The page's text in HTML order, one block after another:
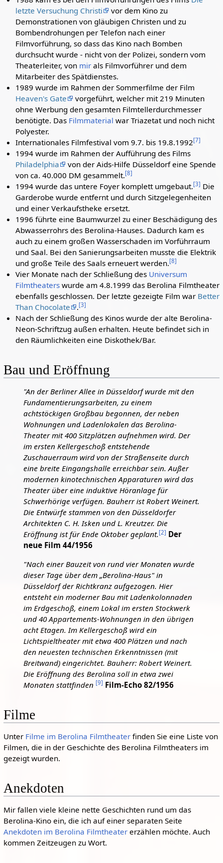
letzte Versuchung Christi
vor dem Kino zu
Demonstrationen von gläubigen Christen und zu
Bombendrohungen per Telefon nach einer
Filmvorführung, so dass das Kino nach Bomben
durchsucht wurde - nicht von der Polizei, sondern vom
Theaterleiter, von mir als Filmvorführer und dem
Mitarbeiter des Spätdienstes.
1989 wurde im Rahmen der Sommerfilme der Film
Heaven's Gate
vorgeführt, welcher mit 219 Minuten
ohne Werbung den gesamten Filmtellerdurchmesser
benötigte. Das Filmmaterial war Triazetat und noch nicht
Polyester.
Internationales Filmfestival vom 9.7. bis 19.8.1992[7]
1994 wurde im Rahmen der Aufführung des Films
Philadelphia
von der Aids-Hilfe Düsseldorf eine Spende
von ca. 40.000 DM gesammelt.[8]
1994 wurde das untere Foyer komplett umgebaut.[3] Die
Garderobe wurde entfernt und durch Sitzgelegenheiten
und einer Verkaufstheke ersetzt.
1996 führte eine Baumwurzel zu einer Beschädigung des
Abwasserrohrs des Berolina-Hauses. Dadurch kam es
auch zu einem großen Wasserschaden im Vorführraum
und Saal. Bei den Sanierungsarbeiten musste die Elektrik
und große Teile des Saals erneuert werden.[8]
Vier Monate nach der Schließung des Universum
Filmtheaters wurde am 4.8.1999 das Berolina Filmtheater
ebenfalls geschlossen. Der letzte gezeigte Film war Better
Than Chocolate
.[3]
Nach der Schließung des Kinos wurde der alte Berolina-
Neon-Schriftzug außen erhalten. Heute befindet sich in
den Räumlichkeiten eine Diskothek/Bar.
Bau und Eröffnung
"An der Berliner Allee in Düsseldorf wurde mit den
Fundamentierungsarbeiten, zu einem
achtstöckigen Großbau begonnen, der neben
Wohnungen und Ladenlokalen das Berolina-
Theater mit 400 Sitzplätzen aufnehmen wird. Der
im ersten Kellergeschoß entstehende
Zuschauerraum wird von der Straßenseite durch
eine breite Eingangshalle erreichbar sein. Außer
modernen kinotechnischen Apparaturen wird das
Theater über eine induktive Höranlage für
Schwerhörige verfügen. Bauherr ist Robert Weinert.
Die Entwürfe stammen von den Düsseldorfer
Architekten C. H. Isken und L. Kreutzer. Die
Eröffnung ist für Ende Oktober geplant.[2] Der
neue Film 44/1956
"Nach einer Bauzeit von rund vier Monaten wurde
dieser Tage über dem „Berolina-Haus" in
Düsseldorf der Richtkranz aufgezogen. Hier
entsteht ein moderner Bau mit Ladenkolonnaden
im Erdgeschoß, einem Lokal im ersten Stockwerk
und 40 Appartements-Wohnungen in den übrigen
acht Etagen. Im Kellergeschoß wird ein
Lichtspieltheater mit etwa 400 Plätzen und nach
den neuesten technischen Erkenntnissen (mit
Breitwand) eingerichtet. Bauherr: Robert Weinert.
Die Eröffnung des Berolina soll in etwa zwei
Monaten stattfinden [9] Film-Echo 82/1956
Filme
Unter Filme im Berolina Filmtheaterfinden Sie eine Liste von
Filmen, die in der Geschichte des Berolina Filmtheaters im
gezeigt wurden.
Anekdoten
Mir fallen viele kleine nette Geschichten rund um das
Berolina-Kino ein, die ich auf einer separaten Seite
Anekdoten im Berolina Filmtheatererzählen möchte. Auch
kommen Zeitzeugen zu Wort.